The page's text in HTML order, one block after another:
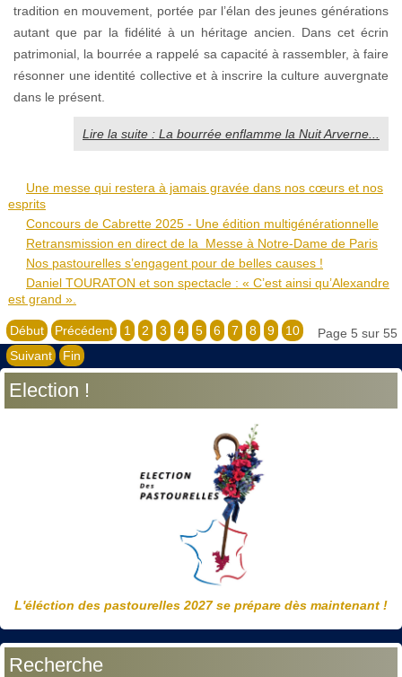
tradition en mouvement, portée par l’élan des jeunes générations
autant que par la fidélité à un héritage ancien. Dans cet écrin
patrimonial, la bourrée a rappelé sa capacité à rassembler, à faire
résonner une identité collective et à inscrire la culture auvergnate
dans le présent.
Lire la suite : La bourrée enflamme la Nuit Arverne...
Une messe qui restera à jamais gravée dans nos cœurs et nos
esprits
Concours de Cabrette 2025 - Une édition multigénérationnelle
Retransmission en direct de la Messe à Notre-Dame de Paris
Nos pastourelles s’engagent pour de belles causes !
Daniel TOURATON et son spectacle : « C’est ainsi qu’Alexandre
est grand ».
Page 5 sur 55
Début Précédent 1 2 3 4 5 6 7 8 9
10
Suivant
Fin
Election !
L'éléction des pastourelles 2027 se prépare dès maintenant !
Recherche